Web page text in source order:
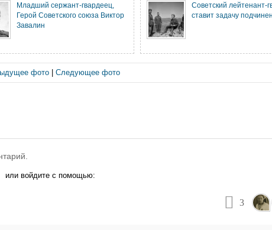
Младший сержант-гвардеец,
Герой Советского союза Виктор
Завалин
Советский лейтенант-
ставит задачу
фото| Следующее фото
или войдите с помощью:
3